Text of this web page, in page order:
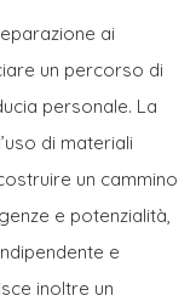
ai
un percorso di
personale. La
di materiali
un cammino
e potenzialità,
e
inoltre un